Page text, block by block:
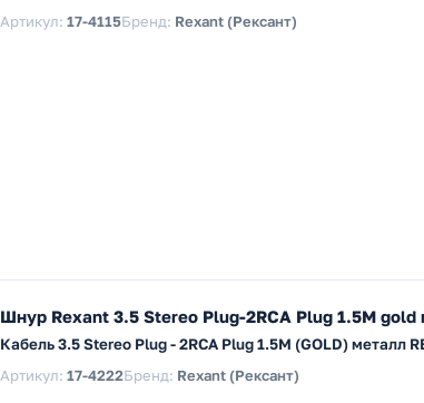
Артикул: 17-4115Бренд: Rexant (Рексант)
Шнур Rexant 3.5 Stereo Plug-2RCA Plug 1.5М gold
Кабель 3.5 Stereo Plug - 2RCA Plug 1.5М (GOLD) металл
Артикул: 17-4222Бренд: Rexant (Рексант)